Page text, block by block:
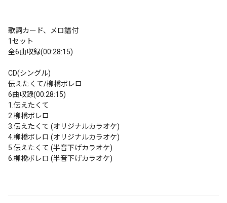
歌詞カード、メロ譜付
1セット
全6曲収録(00:28:15)
CD(シングル)
伝えたくて/柳橋ボレロ
6曲収録(00:28:15)
1.伝えたくて
2.柳橋ボレロ
3.伝えたくて (オリジナルカラオケ)
4.柳橋ボレロ (オリジナルカラオケ)
5.伝えたくて (半音下げカラオケ)
6.柳橋ボレロ (半音下げカラオケ)